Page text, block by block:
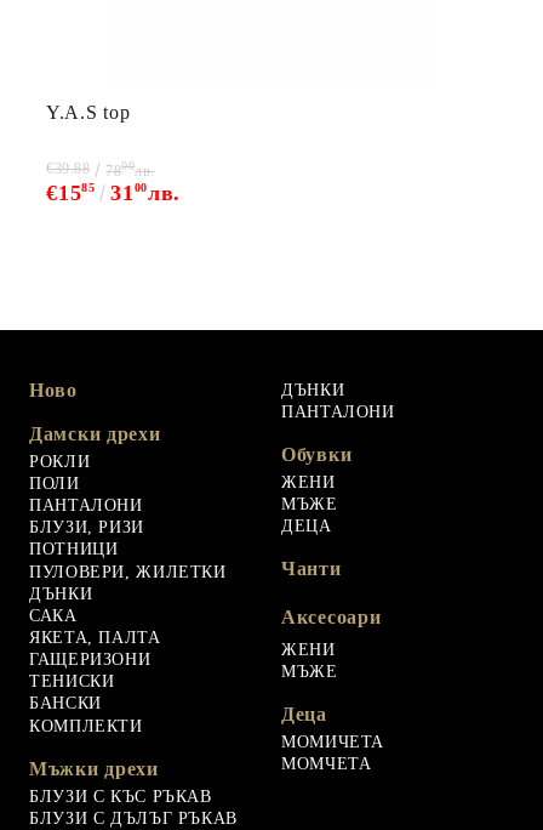
Y.A.S top
€1585 31 00лв.
€39.88 7800лв.
Ново
Дамски дрехи
РОКЛИ
ПОЛИ
ПАНТАЛОНИ
БЛУЗИ, РИЗИ
ПОТНИЦИ
ПУЛОВЕРИ, ЖИЛЕТКИ
ДЪНКИ
САКА
ЯКЕТА, ПАЛТА
ГАЩЕРИЗОНИ
ТЕНИСКИ
БАНСКИ
КОМПЛЕКТИ
Мъжки дрехи
БЛУЗИ С КЪС РЪКАВ
БЛУЗИ С ДЪЛЪГ РЪКАВ
ДЪНКИ
ПАНТАЛОНИ
Обувки
ЖЕНИ
МЪЖЕ
ДЕЦА
Чанти
Аксесоари
ЖЕНИ
МЪЖЕ
Деца
МОМИЧЕТА
МОМЧЕТА